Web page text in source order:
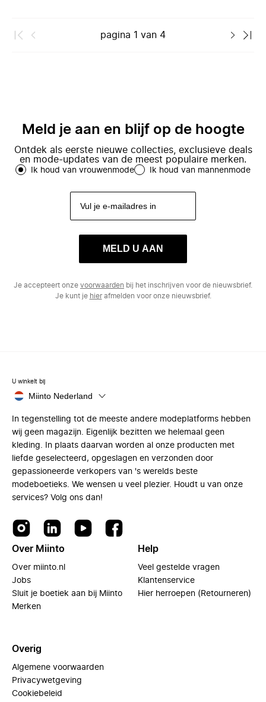
pagina 1 van 4
Meld je aan en blijf op de hoogte
Ontdek als eerste nieuwe collecties, exclusieve deals
en mode-updates van de meest populaire merken.
Ik houd van vrouwenmode Ik houd van mannenmode
MELD U AAN
Je accepteert onze voorwaarden bij het inschrijven voor de nieuwsbrief.
Je kunt je hierafmelden voor onze nieuwsbrief.
U winkelt bij
Miinto Nederland
In tegenstelling tot de meeste andere modeplatforms hebben
wij geen magazijn. Eigenlijk bezitten we helemaal geen
kleding. In plaats daarvan worden al onze producten met
liefde geselecteerd, opgeslagen en verzonden door
gepassioneerde verkopers van 's werelds beste
modeboetieks. We wensen u veel plezier. Houdt u van onze
services? Volg ons dan!
Over Miinto
Over miinto.nl
Jobs
Sluit je boetiek aan bij Miinto
Merken
Help
Veel gestelde vragen
Klantenservice
Hier herroepen (Retourneren)
Overig
Algemene voorwaarden
Privacywetgeving
Cookiebeleid